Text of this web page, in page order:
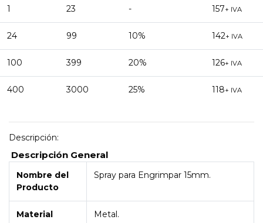
1 23 - 157+ IVA
24 99 10% 142+ IVA
100 399 20% 126+ IVA
400 3000 25% 118+ IVA
Descripción:
Descripción General
Nombre del
Producto
Spray para Engrimpar 15mm.
Material Metal.